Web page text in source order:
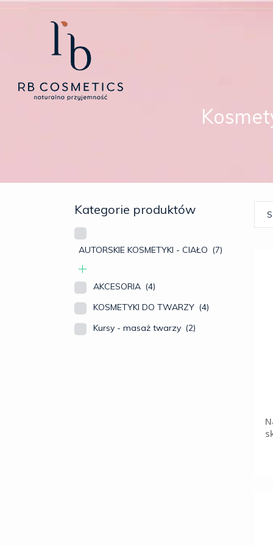
Kategorie produktów
AUTORSKIE KOSMETYKI - CIAŁO (7)
AKCESORIA (4)
KOSMETYKI DO TWARZY (4)
Kursy - masaż twarzy (2)